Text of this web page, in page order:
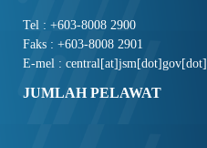
Tel : +603-8008 2900
Faks : +603-8008 2901
E-mel :
JUMLAH PELAWAT